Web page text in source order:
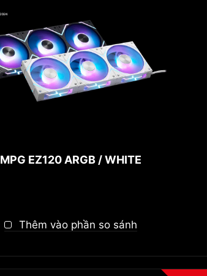
MPG EZ120 ARGB / WHITE
Thêm vào phần so sánh
{{item}}
Clear All